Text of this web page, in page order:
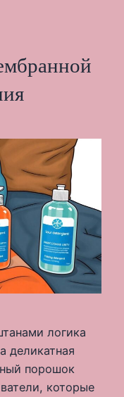
логика
деликатная
порошок
которые